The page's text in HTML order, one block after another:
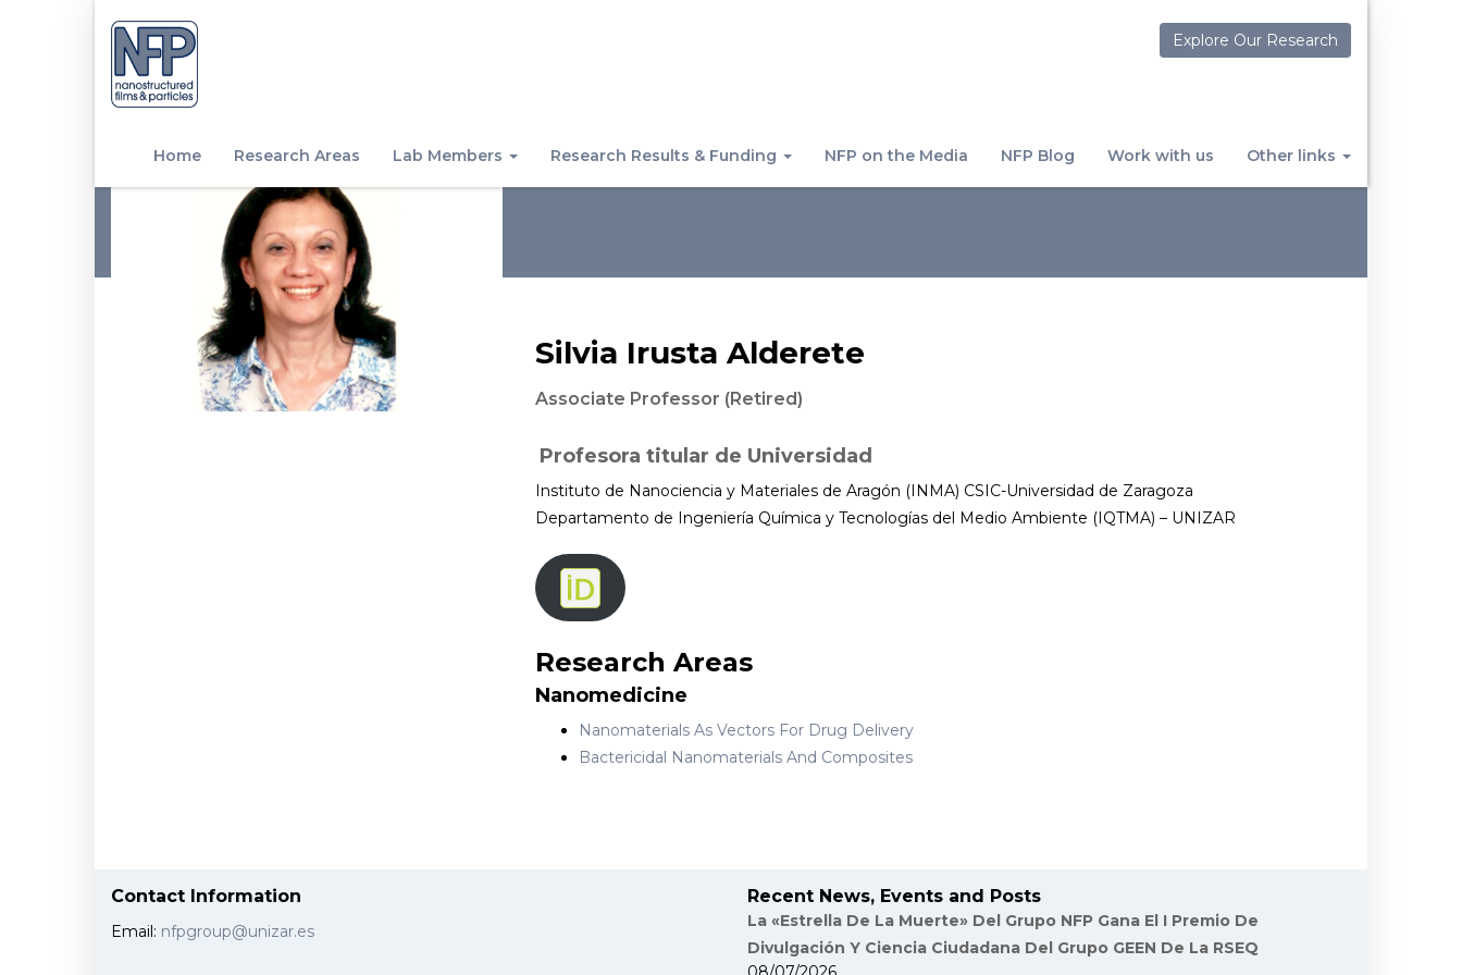
Explore Our Research
Home Research Areas Lab Members Research Results & Funding NFP on the Media NFP Blog Work with us Other links
Silvia Irusta Alderete
Associate Professor (Retired)
Profesora titular de Universidad
Instituto de Nanociencia y Materiales de Aragón (INMA) CSIC-Universidad de Zaragoza
Departamento de Ingeniería Química y Tecnologías del Medio Ambiente (IQTMA) – UNIZAR
Research Areas
Nanomedicine
Nanomaterials As Vectors For Drug Delivery
Bactericidal Nanomaterials And Composites
Contact Information
Email: nfpgroup@unizar.es
Recent News, Events and Posts
La «Estrella De La Muerte» Del Grupo NFP Gana El I Premio De
Divulgación Y Ciencia Ciudadana Del Grupo GEEN De La RSEQ